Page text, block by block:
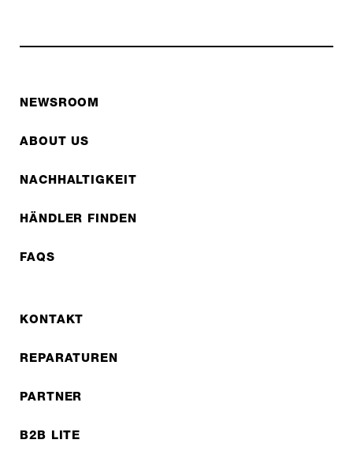
NEWSROOM
ABOUT US
NACHHALTIGKEIT
HÄNDLER FINDEN
FAQS
KONTAKT
REPARATUREN
PARTNER
B2B LITE